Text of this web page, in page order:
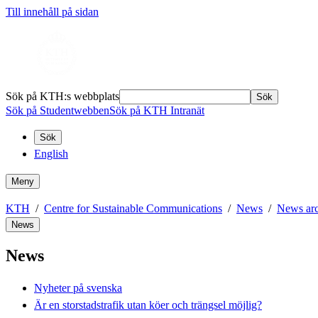
Till innehåll på sidan
Sök på KTH:s webbplats Sök
Sök på StudentwebbenSök på KTH Intranät
Sök
English
Meny
KTH Centre for Sustainable Communications News News
News
News
Nyheter på svenska
Är en storstadstrafik utan köer och trängsel möjlig?